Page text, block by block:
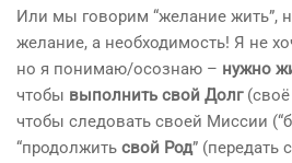
Или мы говорим “желание жить”,
желание, а необходимость! Я не
но я понимаю/осознаю – нужно
чтобы выполнить свой Долг(своё
чтобы следовать своей Миссии
“продолжить свой Род”